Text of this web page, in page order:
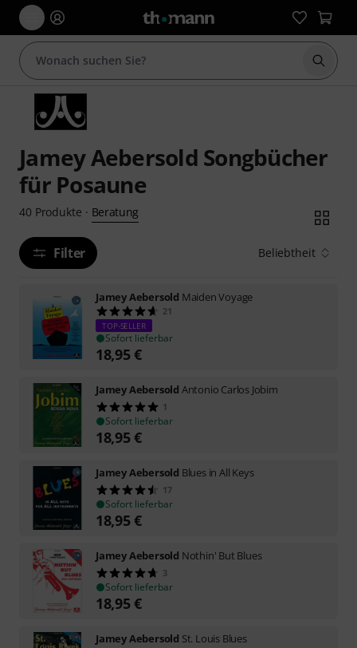
Suche
Jamey Aebersold Songbücher
für Posaune
40 Produkte · Beratung
Filter Beliebtheit
Jamey Aebersold Maiden Voyage
21
TOP-SELLER
Sofort lieferbar
18,95€
Jamey Aebersold Antonio Carlos Jobim
1
Sofort lieferbar
18,95€
Jamey Aebersold Blues in All Keys
17
Sofort lieferbar
18,95€
Jamey Aebersold Nothin' But Blues
3
Sofort lieferbar
18,95€
Jamey Aebersold St. Louis Blues